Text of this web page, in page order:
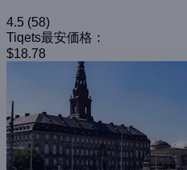
4.5 (58)
Tiqets最安価格：
$18.78